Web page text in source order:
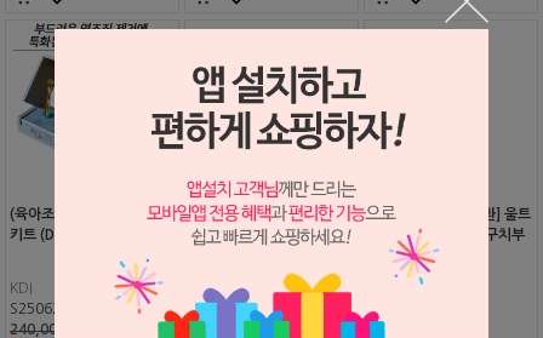
(육아조직 제거) TisClean
키트 (Degranulation Bur)
KDI
S2506215
240,000원
TisClean 리필 (Degranul
ation Bur)
KDI
S2506216
90,000원
[EMS, Satelec 호환] 울트
라소닉 바 홀더 E9 (구치부
세일글로발
S1908225
50,000원